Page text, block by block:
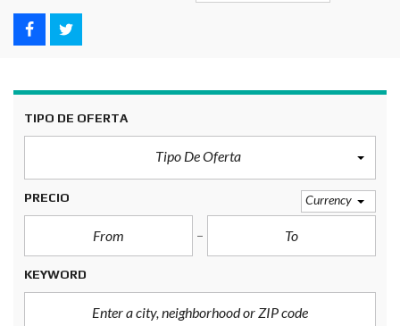
TIPO DE OFERTA
Tipo De Oferta
PRECIO Currency
KEYWORD